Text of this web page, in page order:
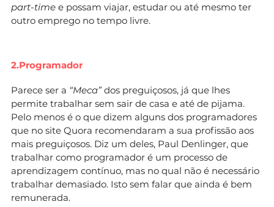
part-time e possam viajar, estudar ou até mesmo ter
outro emprego no tempo livre.
2.Programador
Parece ser a “Meca”dos preguiçosos, já que lhes
permite trabalhar sem sair de casa e até de pijama.
Pelo menos é o que dizem alguns dos programadores
que no site Quora recomendaram a sua profissão aos
mais preguiçosos. Diz um deles, Paul Denlinger, que
trabalhar como programador é um processo de
aprendizagem contínuo, mas no qual não é necessário
trabalhar demasiado. Isto sem falar que ainda é bem
remunerada.